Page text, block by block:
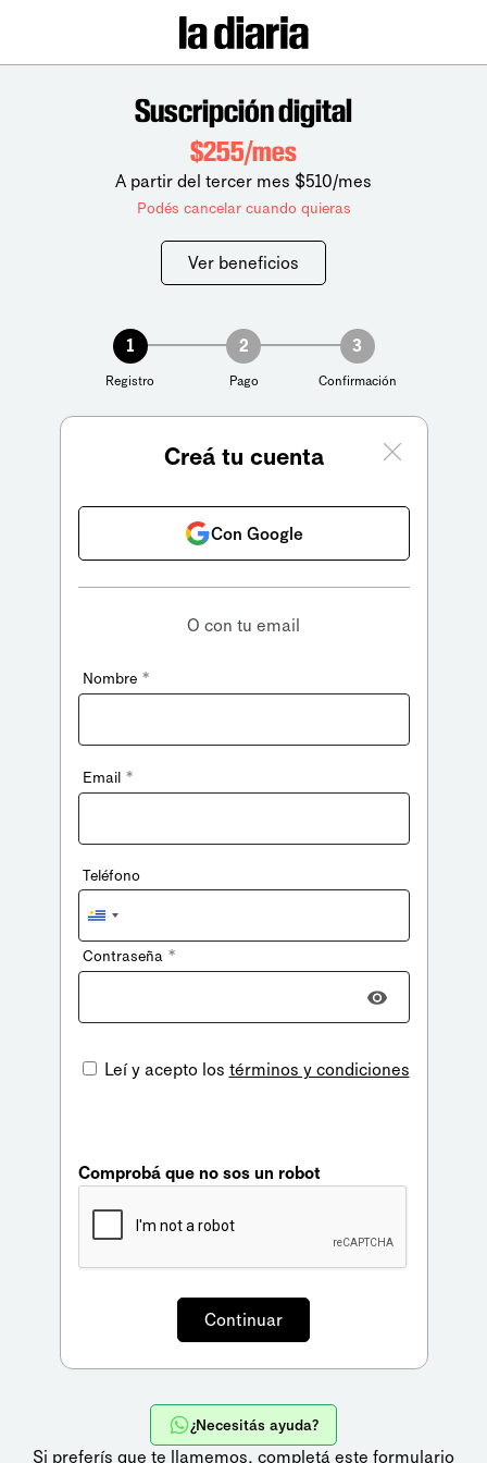
Suscripción digital
$255/mes
A partir del tercer mes $510/mes
Podés cancelar cuando quieras
Ver beneficios
1
Registro
2
Pago
3
Confirmación
Creá tu cuenta
Con Google
O con tu email
Nombre *
Email *
Teléfono
Uruguay
+598
Contraseña *
Leí y acepto los términos y condiciones
Comprobá que no sos un robot
¿Necesitás ayuda?
Si preferís que te llamemos, completá este formulario